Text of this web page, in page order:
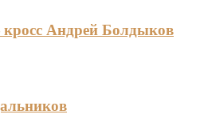
Андрей Болдыков